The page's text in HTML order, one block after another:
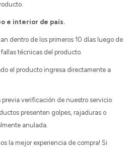
e interior de país.
dentro de los primeros 10 días luego de
fallas técnicas del producto.
el producto ingresa directamente a
previa verificación de nuestro servicio
presenten golpes, rajaduras o
anulada.
la mejor experiencia de compra! Si